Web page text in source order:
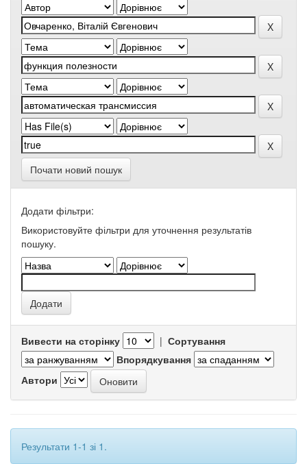
Почати новий пошук
Додати фільтри:
Використовуйте фільтри для уточнення результатів
пошуку.
Вивести на сторінку | Сортування
Впорядкування
Автори
Результати 1-1 зі 1.